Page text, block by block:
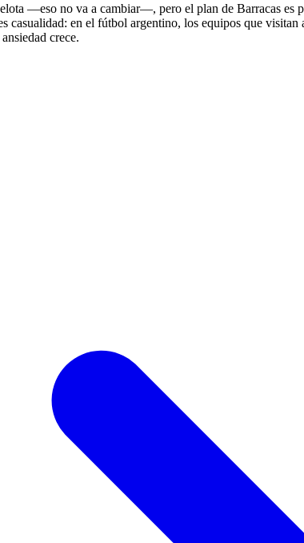
—eso no va a cambiar—, pero el plan de Barracas es
en el fútbol argentino, los equipos que
crece.